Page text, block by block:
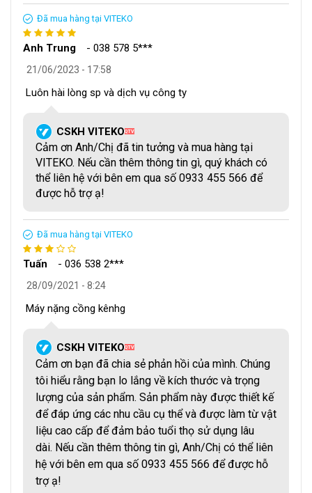
Máy nghiền bột VK-GM200 năng suất lớn có cấu tạo đơn
giản, dễ sử dụng và bảo trì. Nhiều nhà sản xuất như VITEKO
còn cung cấp hướng dẫn sử dụng và dịch vụ bảo trì chuyên
nghiệp, giúp người dùng dễ dàng sử dụng, bảo quản máy.
Máy nghiền bột VK-GM200 công nghiệp năng suất lớn được
trang bị các hệ thống tự ngắt khi quá tải, hệ thống bảo vệ
Anh Trung - 038 578 5***
Đã mua hàng tại VITEKO
21/06/2023 - 17:58
Luôn hài lòng sp và dịch vụ công ty
CSKH VITEKOQTV
Cảm ơn Anh/Chị đã tin tưởng và mua hàng tại
VITEKO. Nếu cần thêm thông tin gì, quý khách có
thể liên hệ với bên em qua số 0933 455 566 để
được hỗ trợ ạ!
Tuấn - 036 538 2***
Đã mua hàng tại VITEKO
28/09/2021 - 8:24
Máy nặng cồng kênhg
CSKH VITEKOQTV
Cảm ơn bạn đã chia sẻ phản hồi của mình. Chúng
tôi hiểu rằng bạn lo lắng về kích thước và trọng
lượng của sản phẩm. Sản phẩm này được thiết kế
để đáp ứng các nhu cầu cụ thể và được làm từ vật
liệu cao cấp để đảm bảo tuổi thọ sử dụng lâu
dài. Nếu cần thêm thông tin gì, Anh/Chị có thể liên
hệ với bên em qua số 0933 455 566 để được hỗ
trợ ạ!